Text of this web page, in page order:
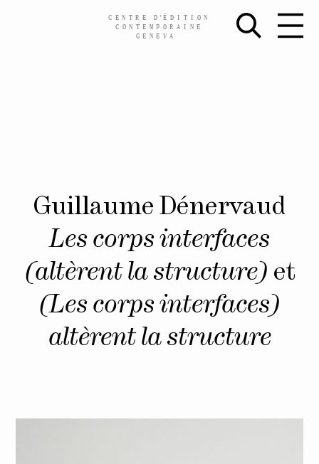
CENTRE D’ÉDITION
CONTEMPORAINE
GENEVA
Guillaume Dénervaud
Les corps interfaces
(altèrent la structure) et
(Les corps interfaces)
altèrent la structure